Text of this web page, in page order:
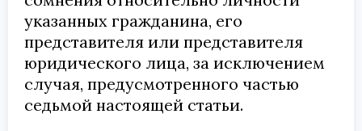
указанных гражданина, его
представителя или представителя
юридического лица, за исключением
случая, предусмотренного частью
седьмой настоящей статьи.